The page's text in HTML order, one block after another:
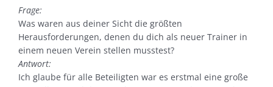
Frage:
Was waren aus deiner Sicht die größten
Herausforderungen, denen du dich als neuer Trainer in
einem neuen Verein stellen musstest?
Antwort:
Ich glaube für alle Beteiligten war es erstmal eine große